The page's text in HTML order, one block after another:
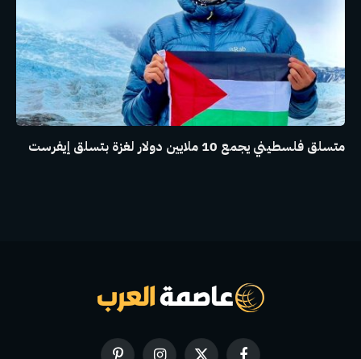
متسلق فلسطيني يجمع 10 ملايين دولار لغزة بتسلق إيفرست